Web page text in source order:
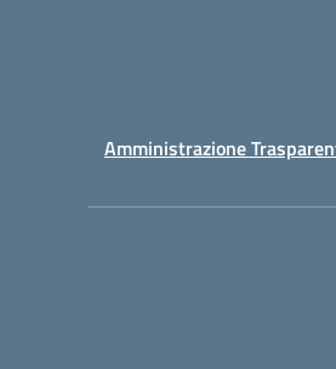
Amministrazione